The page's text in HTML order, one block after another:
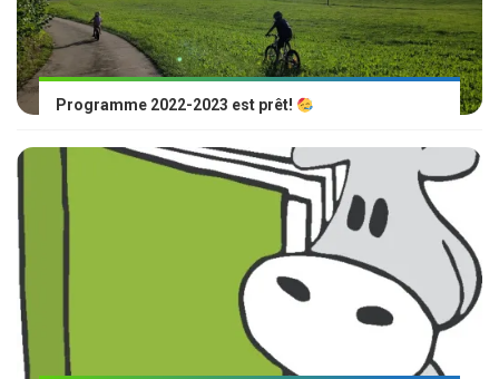
Programme 2022-2023 est prêt!